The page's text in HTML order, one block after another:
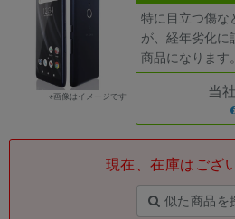
※画像はイメージです
特に目立つ傷な
が、経年劣化に
商品になります。
当
現在、在庫はござ
似た商品を
フリーワード
除外ワード
カテゴリー
商品ジャンルの絞り込み
「スマートフォン」「タブレット」など